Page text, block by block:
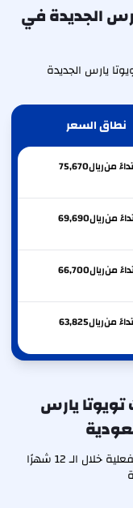
الجديدة في
يارس الجديدة
نطاق السعر
منريال75,670
منريال69,690
منريال66,700
منريال63,825
تويوتا يارس
استنادًا إلى معاملات سيارات تويوتا يارس الفعلية خلال الـ 12 شهرًا